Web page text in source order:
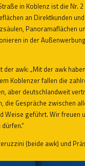
in Koblenz ist die Nr.
an Direktkunden
Panoramaflächen
in der
awk: „Mit der awk
Koblenzer fallen die
aber deutschlandweit
Gespräche zwischen
geführt. Wir freuen
(beide awk) und